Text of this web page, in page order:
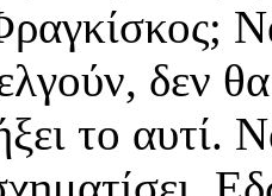
δεν
το αυτί.